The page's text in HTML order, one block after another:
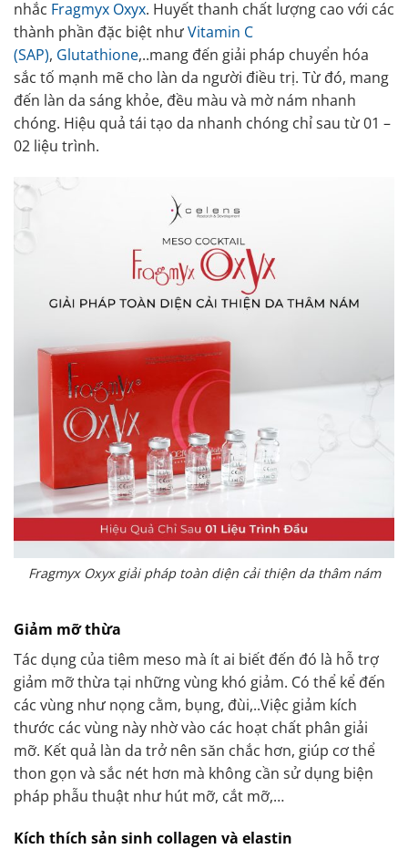
nhắc Fragmyx Oxyx. Huyết thanh chất lượng cao với các
thành phần đặc biệt nhưVitamin C
(SAP), Glutathione,..mang đến giải pháp chuyển hóa
sắc tố mạnh mẽ cho làn da người điều trị. Từ đó, mang
đến làn da sáng khỏe, đều màu và mờ nám nhanh
chóng. Hiệu quả tái tạo da nhanh chóng chỉ sau từ 01 –
02 liệu trình.
Fragmyx Oxyx giải pháp toàn diện cải thiện da thâm nám
Giảm mỡ thừa
Tác dụng của tiêm meso mà ít ai biết đến đó là hỗ trợ
giảm mỡ thừa tại những vùng khó giảm. Có thể kể đến
các vùng như nọng cằm, bụng, đùi,..Việc giảm kích
thước các vùng này nhờ vào các hoạt chất phân giải
mỡ. Kết quả làn da trở nên săn chắc hơn, giúp cơ thể
thon gọn và sắc nét hơn mà không cần sử dụng biện
pháp phẫu thuật như hút mỡ, cắt mỡ,…
Kích thích sản sinh collagen và elastin